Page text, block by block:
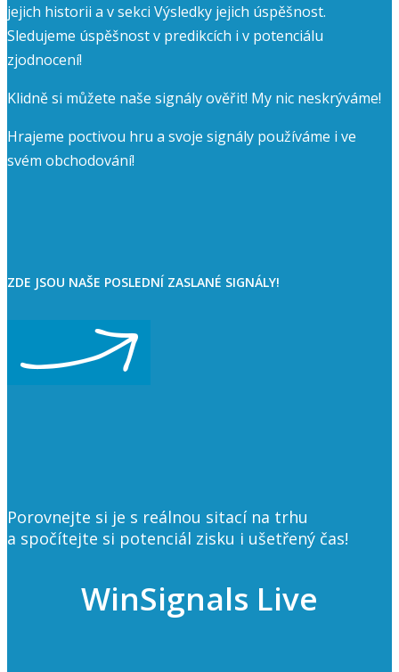
jejich historii a v sekci Výsledky jejich úspěšnost.
Sledujeme úspěšnost v predikcích i v potenciálu
zjodnocení!
Klidně si můžete naše signály ověřit! My nic neskrýváme!
Hrajeme poctivou hru a svoje signály používáme i ve
svém obchodování!
ZDE JSOU NAŠE POSLEDNÍ ZASLANÉ SIGNÁLY!
Porovnejte si je s reálnou sitací na trhu
a spočítejte si potenciál zisku i ušetřený čas!
WinSignals Live